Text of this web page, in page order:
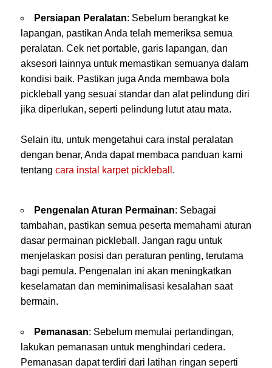
Persiapan Peralatan: Sebelum berangkat ke
lapangan, pastikan Anda telah memeriksa semua
peralatan. Cek net portable, garis lapangan, dan
aksesori lainnya untuk memastikan semuanya dalam
kondisi baik. Pastikan juga Anda membawa bola
pickleball yang sesuai standar dan alat pelindung diri
jika diperlukan, seperti pelindung lutut atau mata.
Selain itu, untuk mengetahui cara instal peralatan
dengan benar, Anda dapat membaca panduan kami
tentang cara instal karpet pickleball .
Pengenalan Aturan Permainan: Sebagai
tambahan, pastikan semua peserta memahami aturan
dasar permainan pickleball. Jangan ragu untuk
menjelaskan posisi dan peraturan penting, terutama
bagi pemula. Pengenalan ini akan meningkatkan
keselamatan dan meminimalisasi kesalahan saat
bermain.
Pemanasan: Sebelum memulai pertandingan,
lakukan pemanasan untuk menghindari cedera.
Pemanasan dapat terdiri dari latihan ringan seperti